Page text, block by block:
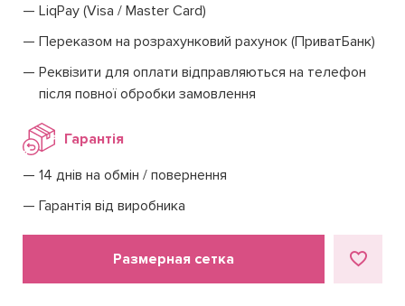
LiqPay (Visa / Master Card)
Переказом на розрахунковий рахунок (ПриватБанк)
Реквізити для оплати відправляються на телефон
після повної обробки замовлення
Гарантія
14 днів на обмін / повернення
Гарантія від виробника
Размерная сетка